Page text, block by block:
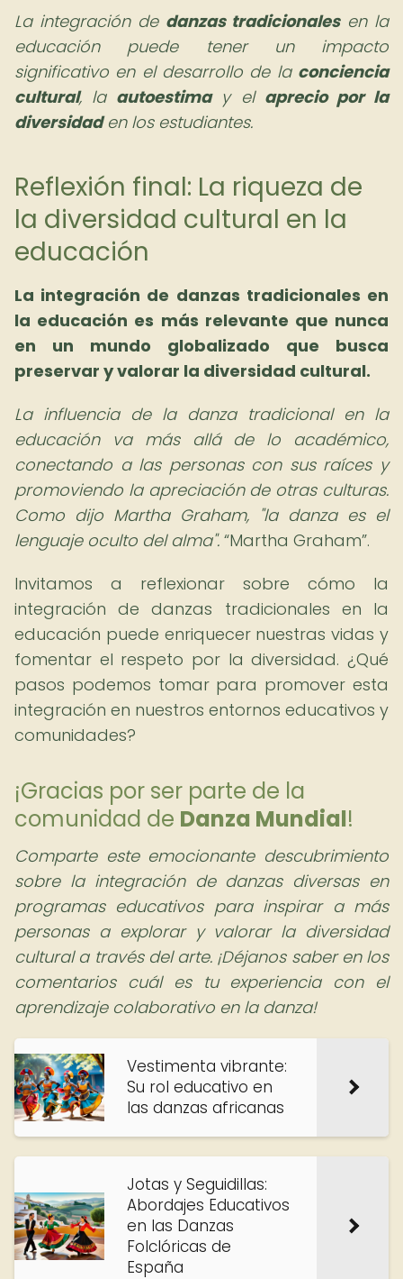
La integración de danzas tradicionalesen la
educación puede tener un impacto
significativo en el desarrollo de la conciencia
cultural, la autoestimay el aprecio por la
diversidaden los estudiantes.
Reflexión final: La riqueza de
la diversidad cultural en la
educación
La integración de danzas tradicionales en
la educación es más relevante que nunca
en un mundo globalizado que busca
preservar y valorar la diversidad cultural.
La influencia de la danza tradicional en la
educación va más allá de lo académico,
conectando a las personas con sus raíces y
promoviendo la apreciación de otras culturas.
Como dijo Martha Graham, "la danza es el
lenguaje oculto del alma". Martha Graham .
Invitamos a reflexionar sobre cómo la
integración de danzas tradicionales en la
educación puede enriquecer nuestras vidas y
fomentar el respeto por la diversidad. ¿Qué
pasos podemos tomar para promover esta
integración en nuestros entornos educativos y
comunidades?
¡Gracias por ser parte de la
comunidad de Danza Mundial!
Comparte este emocionante descubrimiento
sobre la integración de danzas diversas en
programas educativos para inspirar a más
personas a explorar y valorar la diversidad
cultural a través del arte. ¡Déjanos saber en los
comentarios cuál es tu experiencia con el
aprendizaje colaborativo en la danza!
Vestimenta vibrante:
Su rol educativo en
las danzas africanas
Jotas y Seguidillas:
Abordajes Educativos
en las Danzas
Folclóricas de
España